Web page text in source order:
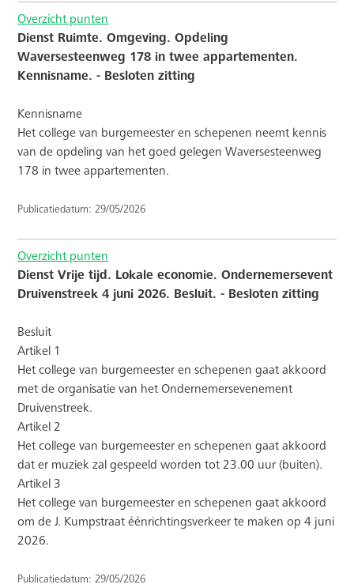
Overzicht punten
Dienst Ruimte. Omgeving. Opdeling
Waversesteenweg 178 in twee appartementen.
Kennisname. - Besloten zitting
Kennisname
Het college van burgemeester en schepenen neemt kennis
van de opdeling van het goed gelegen Waversesteenweg
178 in twee appartementen.
Publicatiedatum: 29/05/2026
Overzicht punten
Dienst Vrije tijd. Lokale economie. Ondernemersevent
Druivenstreek 4 juni 2026. Besluit. - Besloten zitting
Besluit
Artikel 1
Het college van burgemeester en schepenen gaat akkoord
met de organisatie van het Ondernemersevenement
Druivenstreek.
Artikel 2
Het college van burgemeester en schepenen gaat akkoord
dat er muziek zal gespeeld worden tot 23.00 uur (buiten).
Artikel 3
Het college van burgemeester en schepenen gaat akkoord
om de J. Kumpstraat éénrichtingsverkeer te maken op 4 juni
2026.
Publicatiedatum: 29/05/2026